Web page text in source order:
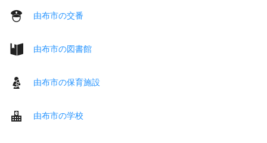
由布市の交番
由布市の図書館
由布市の保育施設
由布市の学校